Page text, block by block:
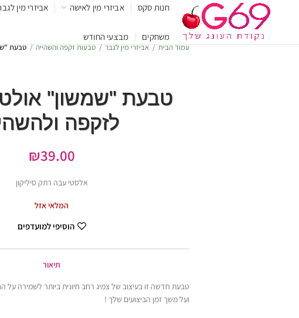
חנות סקס אביזרי מין לאישה אביזרי מין
משחקים מבצעי החודש
עמוד הבית אביזרי מין לגבר טבעות זקפה והשהייה טבעת
טבעת "שמשון"
לזקפה
₪39.00
אלסטי עבה רתק סיליקון
המלאי אזל
הוסיפי למועדפים
תיאור
טבעת חדשה זו בעיצוב של צמיג רחב חיונית ביותר לשמירה על
ועל משך זמן הביצועים שלך !